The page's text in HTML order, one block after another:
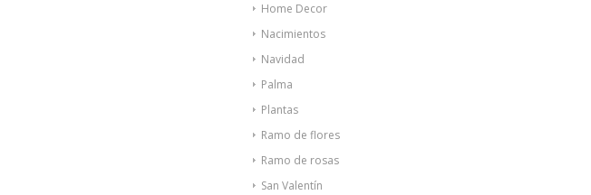
Home Decor
Nacimientos
Navidad
Palma
Plantas
Ramo de flores
Ramo de rosas
San Valentín